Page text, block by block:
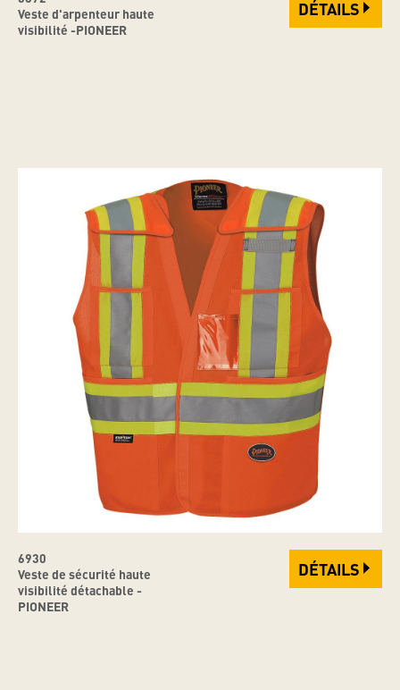
Veste d'arpenteur haute
visibilité -PIONEER
DÉTAILS
6930
Veste de sécurité haute
visibilité détachable -
PIONEER
DÉTAILS